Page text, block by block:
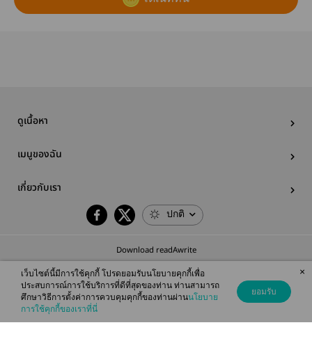
ดูเนื้อหา
เมนูของฉัน
เกี่ยวกับเรา
ปกติ
Download readAwrite
© 2026 readAwrite.com by MEB Corporation Public Company Limited
This site is protected by reCAPTCHA and the Google
เว็บไซต์นี้มีการใช้คุกกี้ โปรดยอมรับนโยบายคุกกี้เพื่อ
ประสบการณ์การใช้บริการที่ดีที่สุดของท่าน ท่านสามารถ
ศึกษาวิธีการตั้งค่าการควบคุมคุกกี้ของท่านผ่านนโยบาย
การใช้คุกกี้ของเราที่นี่
ยอมรับ
×